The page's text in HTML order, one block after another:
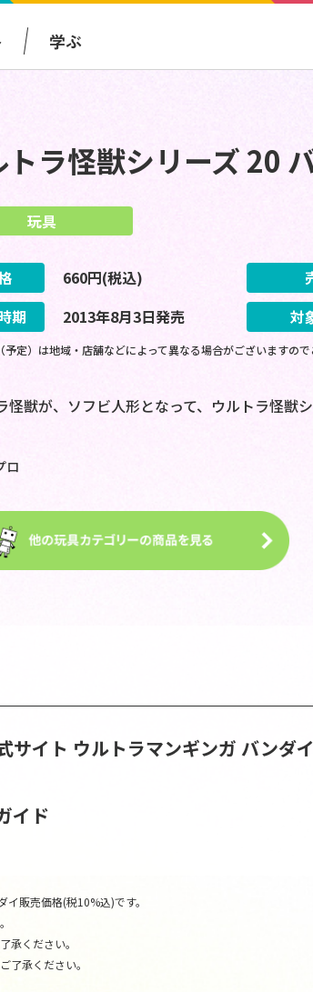
学ぶ
トラ怪獣シリーズ 20
玩具
660円(税込)
期
2013年8月3日発売 対
定）は地域・店舗などによって異なる場合がございますの
怪獣が、ソフビ人形となって、ウルトラ怪獣
ロ
サイト ウルトラマンギンガ バンダ
イド
販売価格(税10%込)です。
承ください。
了承ください。